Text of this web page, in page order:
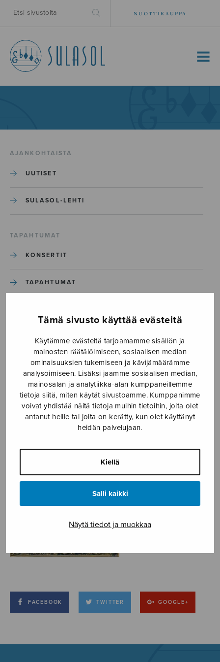
Tämä sivusto käyttää evästeitä
Käytämme evästeitä tarjoamamme sisällön ja
mainosten räätälöimiseen, sosiaalisen median
ominaisuuksien tukemiseen ja kävijämäärämme
analysoimiseen. Lisäksi jaamme sosiaalisen median,
mainosalan ja analytiikka-alan kumppaneillemme
tietoja siitä, miten käytät sivustoamme. Kumppanimme
voivat yhdistää näitä tietoja muihin tietoihin, joita olet
antanut heille tai joita on kerätty, kun olet käyttänyt
heidän palvelujaan.
Kiellä
Salli kaikki
Näytä tiedot ja muokkaa
NUOTTIKAUPPA
MENU
AJANKOHTAISTA
UUTISET
SULASOL-LEHTI
TAPAHTUMAT
KONSERTIT
TAPAHTUMAT
Etusivu › Media › Nuku
Nuku
23.3.2020
FACEBOOK TWITTER GOOGLE+